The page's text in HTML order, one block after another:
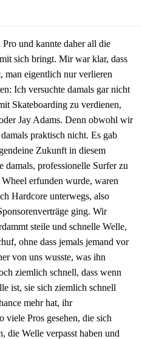
und kannte daher all die
sich bringt. Mir war klar, dass
man eigentlich nur verlieren
Ich versuchte damals gar nicht
Skateboarding zu verdienen,
Jay Adams. Denn obwohl wir
praktisch nicht. Es gab
Zukunft in diesem
damals, professionelle Surfer zu
erfunden wurde, waren
Hardcore unterwegs, also
ging. Wir
steile und schnelle Welle,
ohne dass jemals jemand vor
von uns wusste, was ihn
ziemlich schnell, dass wenn
ist, sie sich ziemlich schnell
mehr hat, ihr
viele Pros gesehen, die sich
die Welle verpasst haben und